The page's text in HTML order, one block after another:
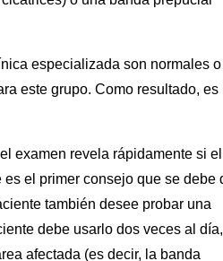
especializada son normales o
este grupo. Como resultado, es
examen revela rápidamente si el
el primer consejo que se debe
también desee probar una
debe usarlo dos veces al día,
afectada (es decir, la banda